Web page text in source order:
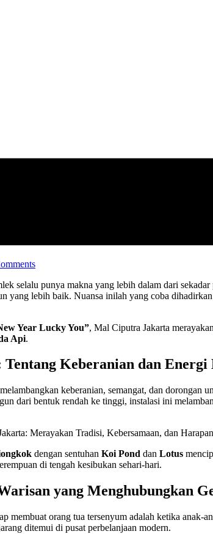
selalu punya makna yang lebih dalam dari
yang lebih baik. Nuansa inilah yang coba
Year Lucky You”, Mal Ciputra Jakarta
Api.
Keberanian dan Energi
keberanian, semangat, dan dorongan
dari bentuk rendah ke tinggi, instalasi ini
Merayakan Tradisi, Kebersamaan, dan
dengan sentuhan Koi Pond dan Lotus
di tengah kesibukan sehari-hari.
yang Menghubungkan
membuat orang tua tersenyum adalah ketika anak-
ditemui di pusat perbelanjaan modern.